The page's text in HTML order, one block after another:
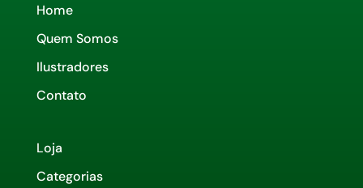
Home
Quem Somos
Ilustradores
Contato
Loja
Categorias